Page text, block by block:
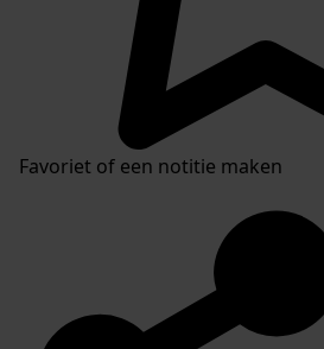
Favoriet of een notitie maken